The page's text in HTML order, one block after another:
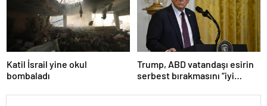
Katil İsrail yine okul
bombaladı
Trump, ABD vatandaşı esirin
serbest bırakmasını “iyi
olarak değerlendirdi